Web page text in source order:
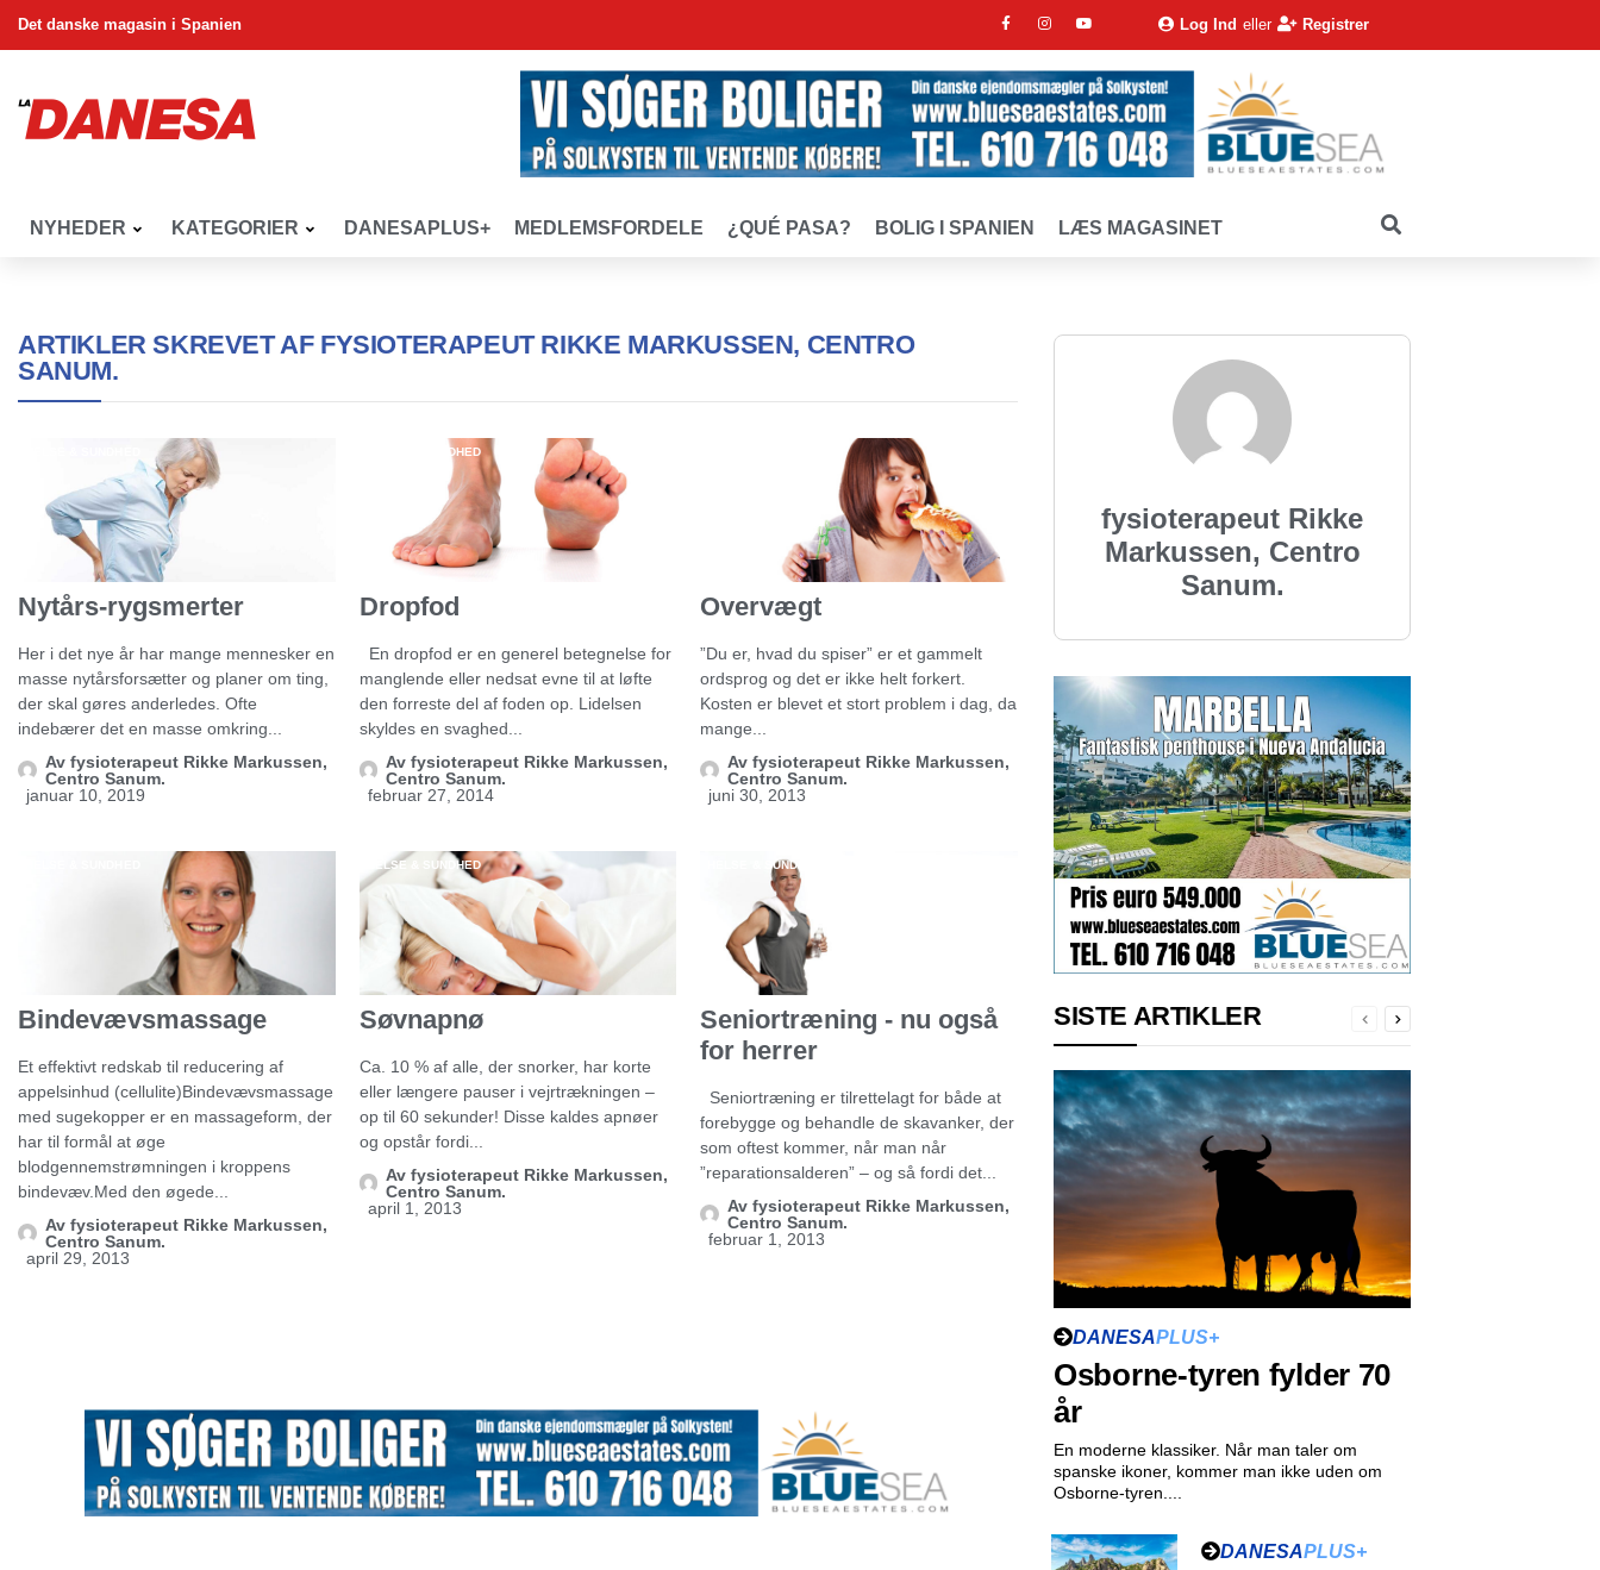
Det danske magasin i Spanien Log Ind eller Registrer
NYHEDER KATEGORIER DANESAPLUS+ MEDLEMSFORDELE ¿QUÉ PASA? BOLIG I SPANIEN LÆS MAGASINET
ARTIKLER SKREVET AF FYSIOTERAPEUT RIKKE MARKUSSEN, CENTRO
SANUM.
Nytårs-rygsmerter
Her i det nye år har mange mennesker en
masse nytårsforsætter og planer om ting,
der skal gøres anderledes. Ofte
indebærer det en masse omkring...
Avfysioterapeut Rikke Markussen,
Centro Sanum.
januar 10, 2019
HELSE & SUNDHED
Dropfod
En dropfod er en generel betegnelse for
manglende eller nedsat evne til at løfte
den forreste del af foden op. Lidelsen
skyldes en svaghed...
Av fysioterapeut Rikke Markussen,
Centro Sanum.
februar 27, 2014
Overvægt
”Du er, hvad du spiser” er et gammelt
ordsprog og det er ikke helt forkert.
Kosten er blevet et stort problem i dag, da
mange...
Av fysioterapeut Rikke Markussen,
Centro Sanum.
juni 30, 2013
Bindevævsmassage
Et effektivt redskab til reducering af
appelsinhud (cellulite)Bindevævsmassage
med sugekopper er en massageform, der
har til formål at øge
blodgennemstrømningen i kroppens
bindevæv.Med den øgede...
Avfysioterapeut Rikke Markussen,
Centro Sanum.
april 29, 2013
HELSE & SUNDHED
Søvnapnø
Ca. 10 % af alle, der snorker, har korte
eller længere pauser i vejrtrækningen –
op til 60 sekunder! Disse kaldes apnøer
og opstår fordi...
Av fysioterapeut Rikke Markussen,
Centro Sanum.
april 1, 2013
HELSE & SUNDHED
Seniortræning - nu også
for herrer
Seniortræning er tilrettelagt for både at
forebygge og behandle de skavanker, der
som oftest kommer, når man når
”reparationsalderen” – og så fordi det...
Av fysioterapeut Rikke Markussen,
Centro Sanum.
februar 1, 2013
fysioterapeut Rikke
Markussen, Centro
Sanum.
SISTE ARTIKLER
DANESAPLUS+
Osborne-tyren fylder 70
år
En moderne klassiker. Når man taler om
spanske ikoner, kommer man ikke uden om
Osborne-tyren....
DANESAPLUS+